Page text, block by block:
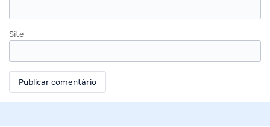
Site